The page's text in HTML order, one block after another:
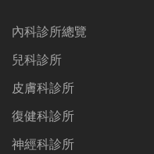
內科診所總覽
兒科診所
皮膚科診所
復健科診所
神經科診所